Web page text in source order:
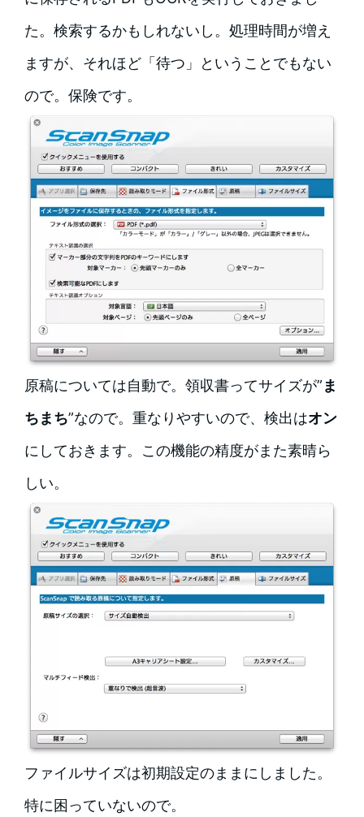
た。検索するかもしれないし。処理時間が増え
ますが、それほど「待つ」ということでもない
ので。保険です。
原稿については自動で。領収書ってサイズが”ま
ちまち”なので。重なりやすいので、検出はオン
にしておきます。この機能の精度がまた素晴ら
しい。
ファイルサイズは初期設定のままにしました。
特に困っていないので。